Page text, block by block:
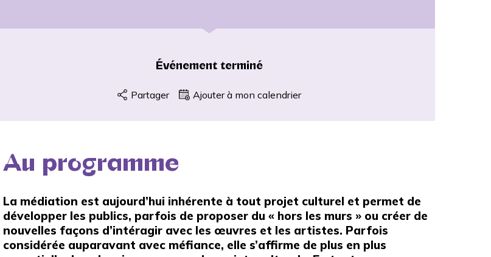
Événement terminé
Partager Ajouter à mon calendrier
Au programme
La médiation est aujourd’hui inhérente à tout projet culturel et permet de
développer les publics, parfois de proposer du « hors les murs » ou créer de
nouvelles façons d’intéragir avec les œuvres et les artistes. Parfois
considérée auparavant avec méfiance, elle s’affirme de plus en plus